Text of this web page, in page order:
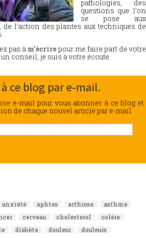
pathologies, des
questions que l’on
se pose aux
de l’action des plantes aux techniques de
pas à m’écrire pour me faire part de votre
conseil, je suis à votre écoute.
ce blog par e-mail.
e-mail pour vous abonner à ce blog et
de chaque nouvel article par e-mail.
anxiété aphtes arthrose
asthme
cerveau cholesterol
colère
diabète douleur
douleurs